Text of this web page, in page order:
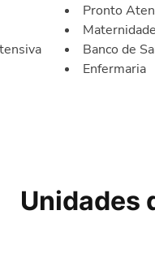
Pronto
Maternidade
Banco de
Enfermaria
Unidades